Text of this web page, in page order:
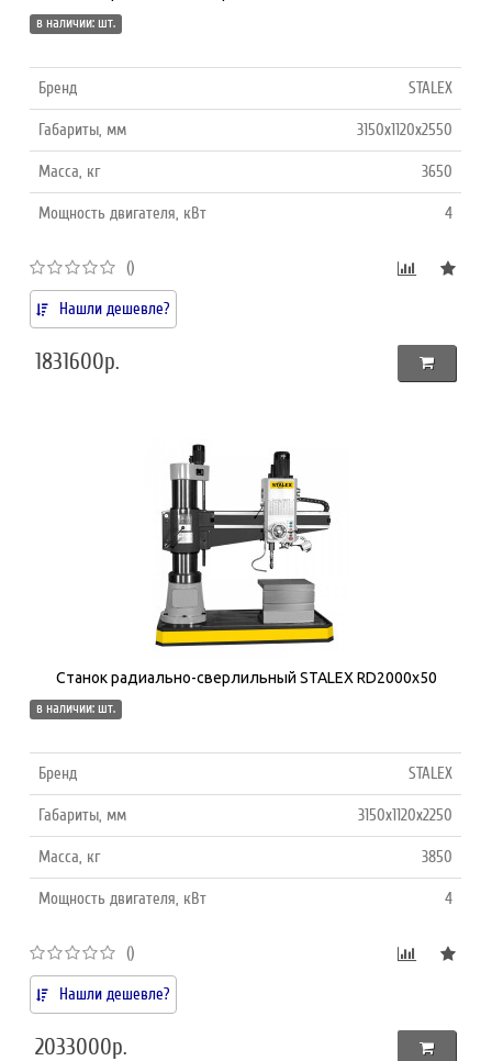
в наличии: шт.
Бренд STALEX
Габариты, мм 3150x1120x2550
Масса, кг 3650
Мощность двигателя, кВт 4
()
Нашли дешевле?
1831600р.
Станок радиально-сверлильный STALEX RD2000x50
в наличии: шт.
Бренд STALEX
Габариты, мм 3150x1120x2250
Масса, кг 3850
Мощность двигателя, кВт 4
()
Нашли дешевле?
2033000р.